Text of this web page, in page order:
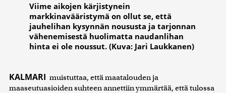
Viime aikojen kärjistynein
markkinavääristymä on ollut se, että
jauhelihan kysynnän noususta ja tarjonnan
vähenemisestä huolimatta naudanlihan
hinta ei ole noussut. (Kuva: Jari Laukkanen)
KALMARI muistuttaa, että maatalouden ja
maaseutuasioiden suhteen annettiin ymmärtää, että tulossa